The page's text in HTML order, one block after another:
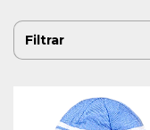
Filtrar